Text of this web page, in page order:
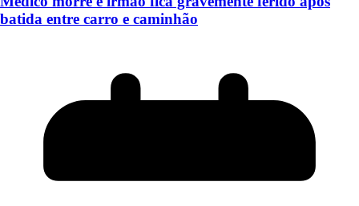
batida entre carro e caminhão